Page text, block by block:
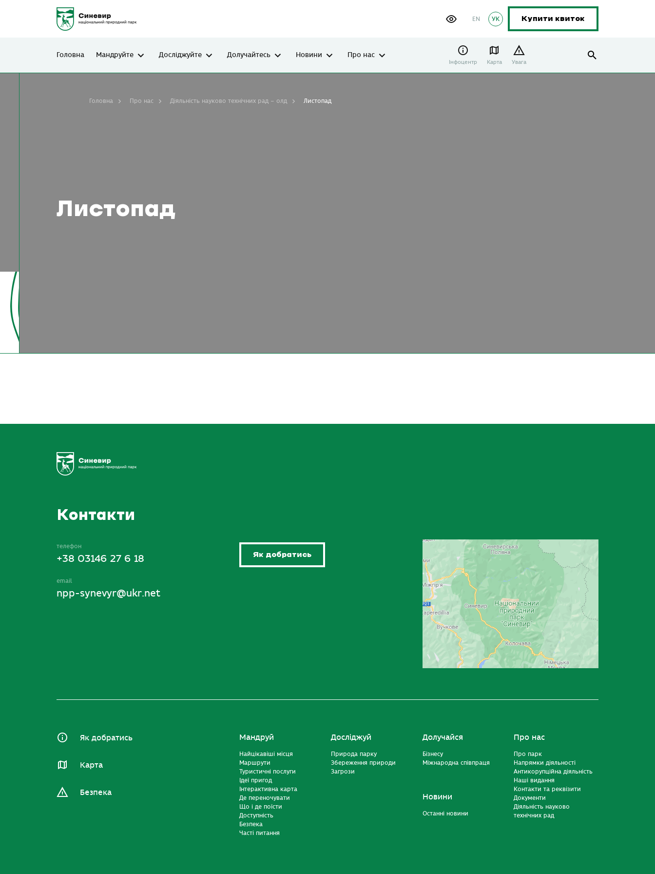
УК
EN Купити квиток
Головна Мандруйте Досліджуйте Долучайтесь Новини Про нас
Інфоцентр Карта Увага
Листопад
Головна Про нас Діяльність науково технічних рад – олд Листопад
Контакти
телефон
+38 03146 27 6 18
email
npp-synevyr@ukr.net
Як добратись
Як добратись
Карта
Безпека
Мандруй
Найцікавіші місця
Маршрути
Туристичні послуги
Ідеї пригод
Інтерактивна карта
Де переночувати
Що і де поїсти
Доступність
Безпека
Часті питання
Досліджуй
Природа парку
Збереження природи
Загрози
Долучайся
Бізнесу
Міжнародна співпраця
Новини
Останні новини
Про нас
Про парк
Напрямки діяльності
Антикорупційна діяльність
Наші видання
Контакти та реквізити
Документи
Діяльність науково
технічних рад